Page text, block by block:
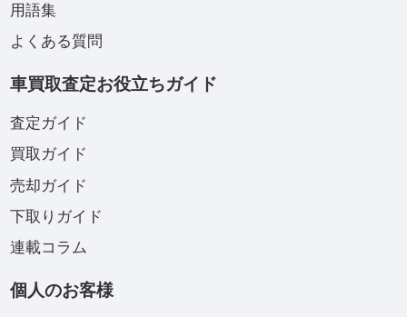
用語集
よくある質問
車買取査定お役立ちガイド
査定ガイド
買取ガイド
売却ガイド
下取りガイド
連載コラム
個人のお客様